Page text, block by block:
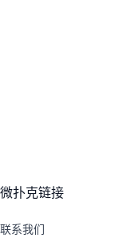
微扑克链接
联系我们